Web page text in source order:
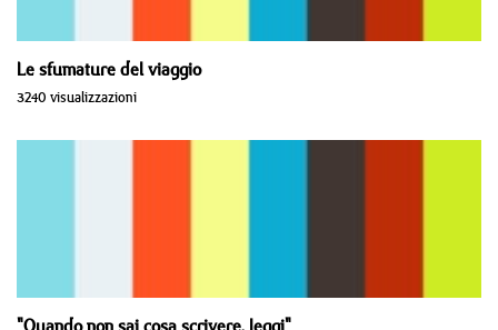
Le sfumature del viaggio
3240 visualizzazioni